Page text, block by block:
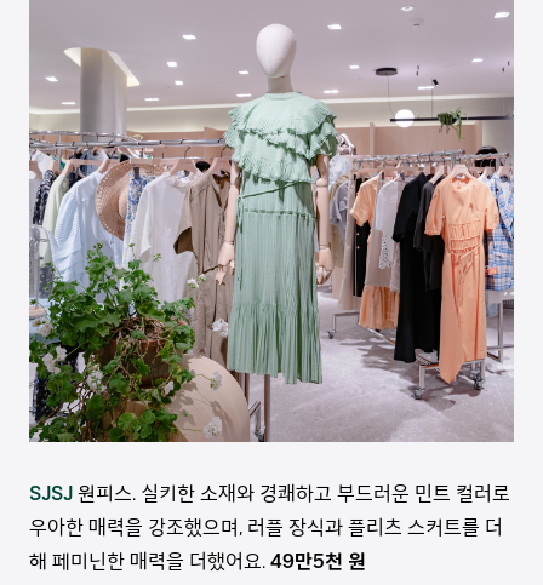
SJSJ 원피스. 실키한 소재와 경쾌하고 부드러운 민트 컬러로
우아한 매력을 강조했으며, 러플 장식과 플리츠 스커트를 더
해 페미닌한 매력을 더했어요. 49만5천 원